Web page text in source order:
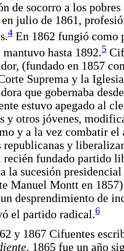
de socorro a los
en julio de 1861,
4 En 1862 fungió como
mantuvo hasta 1892.5
(fundado en 1857
Suprema y la
que gobernaba
estuvo apegado al
y otros jóvenes,
y a la vez combatir
republicanas y
fundado partido
la sucesión
Manuel Montt en
desprendimiento de
el partido radical.6
y 1867 Cifuentes
1865 fue un año